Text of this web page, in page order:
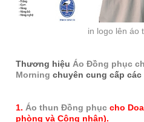
in logo lên áo
Thương hiệu Áo Đồng phục
Morning chuyên cung cấp
1. Áo thun Đồng phụccho
phòng và Công nhân).